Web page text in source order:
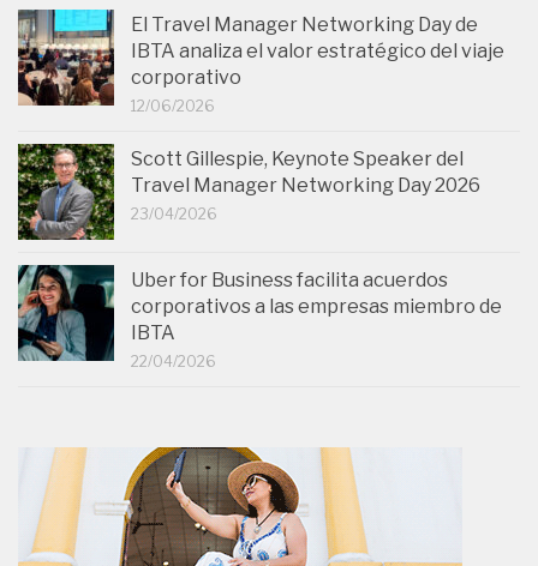
El Travel Manager Networking Day de
IBTA analiza el valor estratégico del viaje
corporativo
12/06/2026
Scott Gillespie, Keynote Speaker del
Travel Manager Networking Day 2026
23/04/2026
Uber for Business facilita acuerdos
corporativos a las empresas miembro de
IBTA
22/04/2026